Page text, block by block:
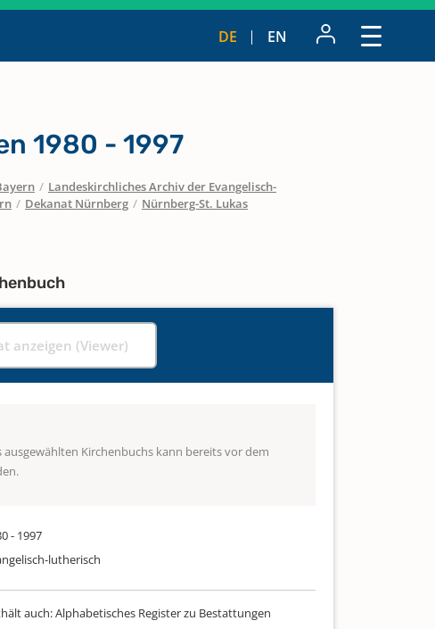
DE EN
1980 - 1997
/ Landeskirchliches Archiv der Evangelisch-
/ Dekanat Nürnberg / Nürnberg-St. Lukas
anzeigen (Viewer)
ausgewählten Kirchenbuchs kann bereits vor dem
- 1997
lutherisch
auch: Alphabetisches Register zu Bestattungen